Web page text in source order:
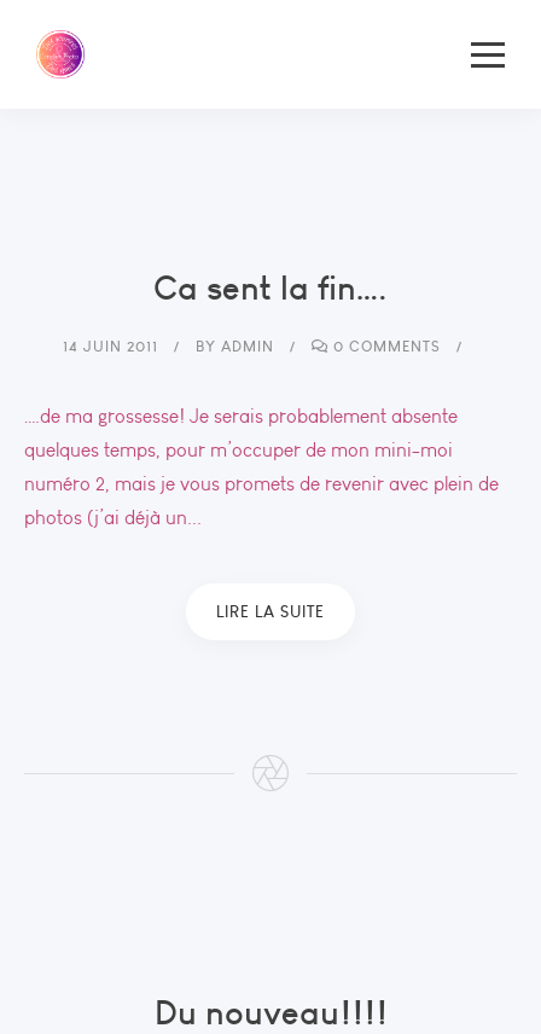
Ca sent la fin….
14 JUIN 2011 BY ADMIN 0 COMMENTS
….de ma grossesse! Je serais probablement absente
quelques temps, pour m’occuper de mon mini-moi
numéro 2, mais je vous promets de revenir avec plein de
photos (j’ai déjà un...
LIRE LA SUITE
Du nouveau!!!!